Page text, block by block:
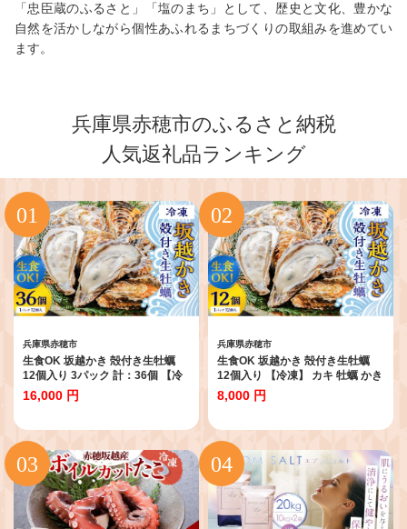
「忠臣蔵のふるさと」「塩のまち」として、歴史と文化、豊かな
自然を活かしながら個性あふれるまちづくりの取組みを進めてい
ます。
兵庫県赤穂市のふるさと納税
人気返礼品ランキング
兵庫県赤穂市
生食OK 坂越かき 殻付き生牡蠣
12個入り 3パック 計：36個 【冷
凍】カキ 牡蠣 かき 海の幸 魚介 貝
16,000 円
兵庫県赤穂市
生食OK 坂越かき 殻付き生牡蠣
12個入り 【冷凍】 カキ 牡蠣 かき
海の幸 魚介 貝
8,000 円